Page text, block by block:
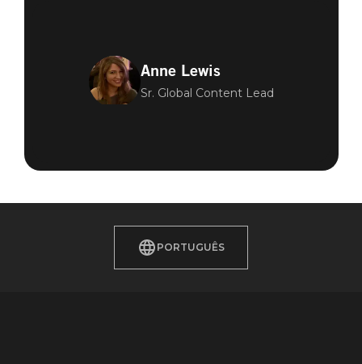
Anne Lewis
Sr. Global Content Lead
PORTUGUÊS